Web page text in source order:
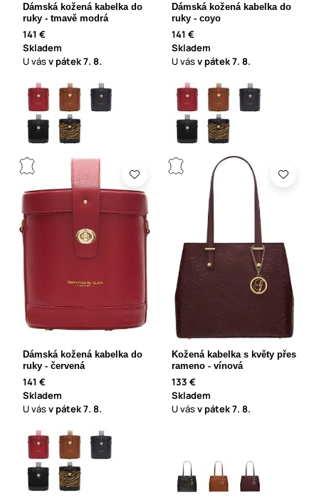
Dámská kožená kabelka do
ruky - tmavě modrá
141 €
Skladem
U vásv pátek7. 8.
Dámská kožená kabelka do
ruky - coyo
141 €
Skladem
U vásv pátek7. 8.
Dámská kožená kabelka do
ruky - červená
141 €
Skladem
U vásv pátek7. 8.
Kožená kabelka s květy přes
rameno - vínová
133 €
Skladem
U vásv pátek7. 8.